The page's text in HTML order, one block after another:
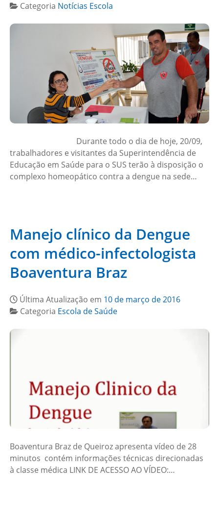
Categoria Notícias Escola
Durante todo o dia de hoje, 20/09,
trabalhadores e visitantes da Superintendência de
Educação em Saúde para o SUS terão à disposição o
complexo homeopático contra a dengue na sede…
Manejo clínico da Dengue
com médico-infectologista
Boaventura Braz
Última Atualização em 10 de março de 2016
Categoria Escola de Saúde
Boaventura Braz de Queiroz apresenta vídeo de 28
minutos contém informações técnicas direcionadas
à classe médica LINK DE ACESSO AO VÍDEO:…